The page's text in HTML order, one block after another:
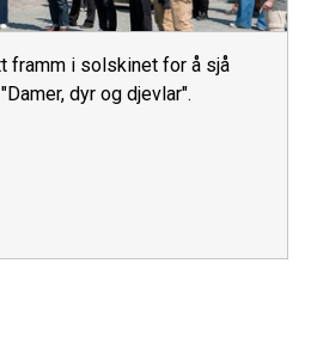
framm i solskinet for å sjå
dyr og djevlar".